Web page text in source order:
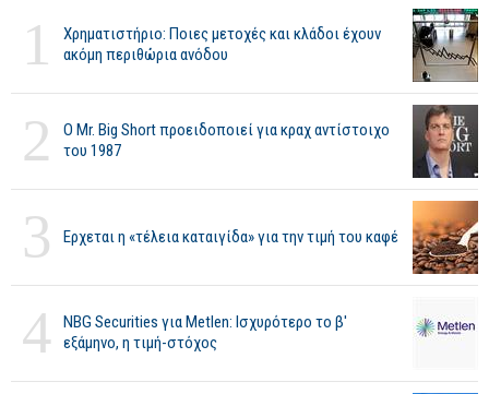
1
Χρηματιστήριο: Ποιες μετοχές και κλάδοι έχουν
ακόμη περιθώρια ανόδου
2
O Mr. Big Short προειδοποιεί για κραχ αντίστοιχο
του 1987
3 Ερχεται η «τέλεια καταιγίδα» για την τιμή του καφέ
4
NBG Securities για Metlen: Ισχυρότερο το β'
εξάμηνο, η τιμή-στόχος